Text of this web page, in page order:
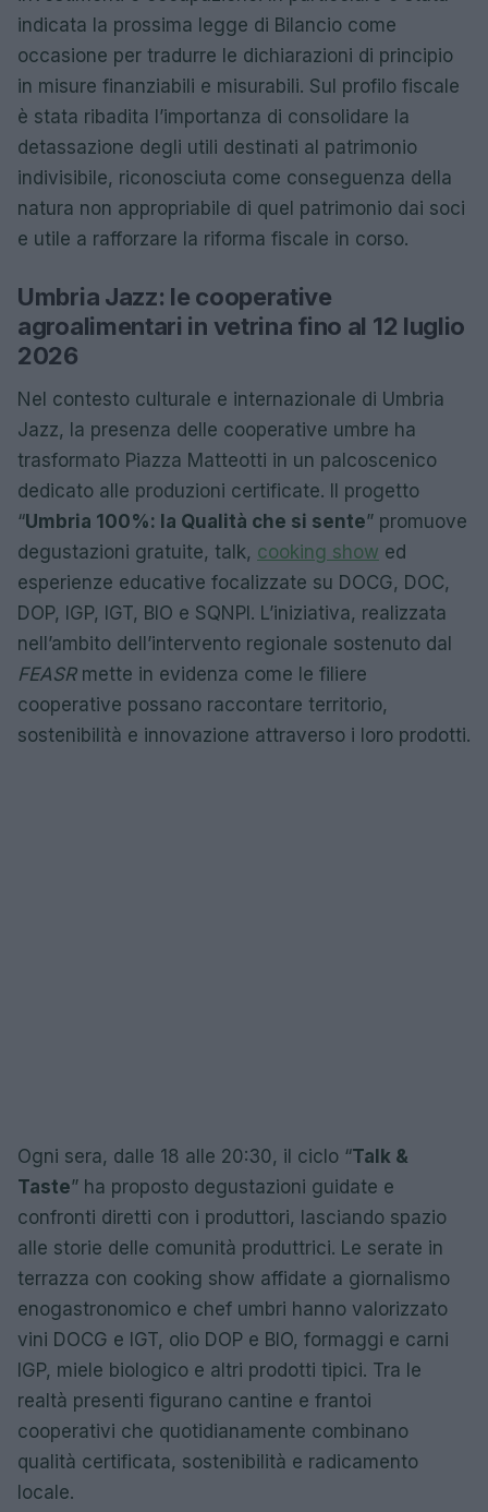
indicata la prossima legge di Bilancio come
occasione per tradurre le dichiarazioni di principio
in misure finanziabili e misurabili. Sul profilo fiscale
è stata ribadita l’importanza di consolidare la
detassazione degli utili destinati al patrimonio
indivisibile, riconosciuta come conseguenza della
natura non appropriabile di quel patrimonio dai soci
e utile a rafforzare la riforma fiscale in corso.
Umbria Jazz: le cooperative
agroalimentari in vetrina fino al 12 luglio
2026
Nel contesto culturale e internazionale di Umbria
Jazz, la presenza delle cooperative umbre ha
trasformato Piazza Matteotti in un palcoscenico
dedicato alle produzioni certificate. Il progetto
“Umbria 100%: la Qualità che si sente” promuove
degustazioni gratuite, talk, cooking show ed
esperienze educative focalizzate su DOCG, DOC,
DOP, IGP, IGT, BIO e SQNPI. L’iniziativa, realizzata
nell’ambito dell’intervento regionale sostenuto dal
FEASRmette in evidenza come le filiere
cooperative possano raccontare territorio,
sostenibilità e innovazione attraverso i loro prodotti.
Ogni sera, dalle 18 alle 20:30, il ciclo “Talk &
Taste” ha proposto degustazioni guidate e
confronti diretti con i produttori, lasciando spazio
alle storie delle comunità produttrici. Le serate in
terrazza con cooking show affidate a giornalismo
enogastronomico e chef umbri hanno valorizzato
vini DOCG e IGT, olio DOP e BIO, formaggi e carni
IGP, miele biologico e altri prodotti tipici. Tra le
realtà presenti figurano cantine e frantoi
cooperativi che quotidianamente combinano
qualità certificata, sostenibilità e radicamento
locale.